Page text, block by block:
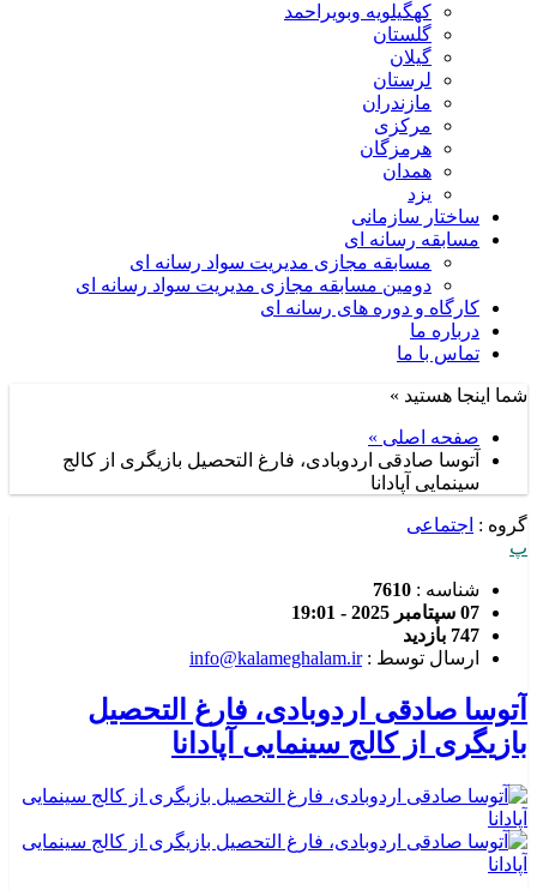
کهگیلویه وبویراحمد
گلستان
گیلان
لرستان
مازندران
مرکزی
هرمزگان
همدان
یزد
ساختار سازمانی
مسابقه رسانه ای
مسابقه مجازی مدیریت سواد رسانه ای
دومین مسابقه مجازی مدیریت سواد رسانه ای
کارگاه و دوره های رسانه ای
درباره ما
تماس با ما
شما اینجا هستید »
صفحه اصلی »
آتوسا صادقی اردوبادی، فارغ التحصیل بازیگری از کالج
سینمایی آپادانا
گروه : اجتماعی
پ
شناسه : 7610
07 سپتامبر 2025 - 19:01
747 بازدید
ارسال توسط :info@kalameghalam.ir
آتوسا صادقی اردوبادی، فارغ التحصیل
بازیگری از کالج سینمایی آپادانا